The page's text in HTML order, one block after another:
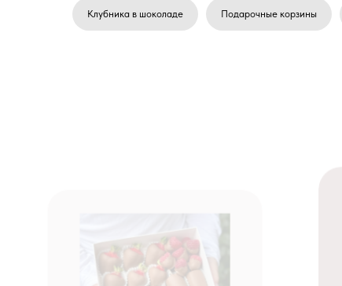
Клубника в шоколаде Подарочные корзины